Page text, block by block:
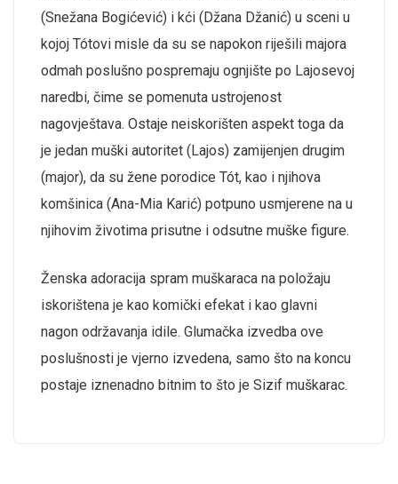
(Snežana Bogićević) i kći (Džana Džanić) u sceni u
kojoj Tótovi misle da su se napokon riješili majora
odmah poslušno pospremaju ognjište po Lajosevoj
naredbi, čime se pomenuta ustrojenost
nagovještava. Ostaje neiskorišten aspekt toga da
je jedan muški autoritet (Lajos) zamijenjen drugim
(major), da su žene porodice Tót, kao i njihova
komšinica (Ana-Mia Karić) potpuno usmjerene na u
njihovim životima prisutne i odsutne muške figure.
Ženska adoracija spram muškaraca na položaju
iskorištena je kao komički efekat i kao glavni
nagon održavanja idile. Glumačka izvedba ove
poslušnosti je vjerno izvedena, samo što na koncu
postaje iznenadno bitnim to što je Sizif muškarac.